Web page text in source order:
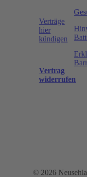
Verträge
hier
kündigen
Vertrag
widerrufen
© 2026